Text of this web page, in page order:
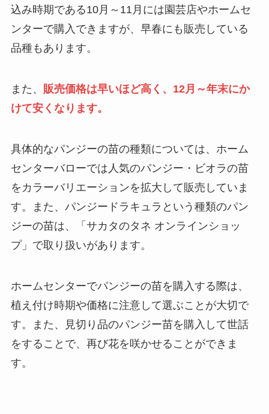
込み時期である10月～11月には園芸店やホームセ
ンターで購入できますが、早春にも販売している
品種もあります。
また、 販売価格は早いほど高く、12月～年末にか
けて安くなります。
具体的なパンジーの苗の種類については、ホーム
センターバローでは人気のパンジー・ビオラの苗
をカラーバリエーションを拡大して販売していま
す。また、パンジードラキュラという種類のパン
ジーの苗は、「サカタのタネ オンラインショッ
プ」で取り扱いがあります。
ホームセンターでパンジーの苗を購入する際は、
植え付け時期や価格に注意して選ぶことが大切で
す。また、見切り品のパンジー苗を購入して世話
をすることで、再び花を咲かせることができま
す。